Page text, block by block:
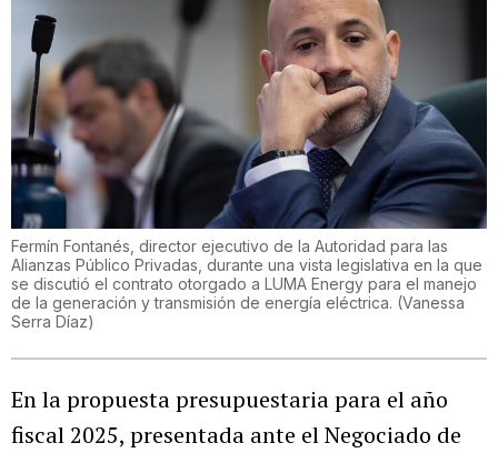
Fermín Fontanés, director ejecutivo de la Autoridad para las
Alianzas Público Privadas, durante una vista legislativa en la que
se discutió el contrato otorgado a LUMA Energy para el manejo
de la generación y transmisión de energía eléctrica. (Vanessa
Serra Díaz)
En la propuesta presupuestaria para el año
fiscal 2025, presentada ante el Negociado de